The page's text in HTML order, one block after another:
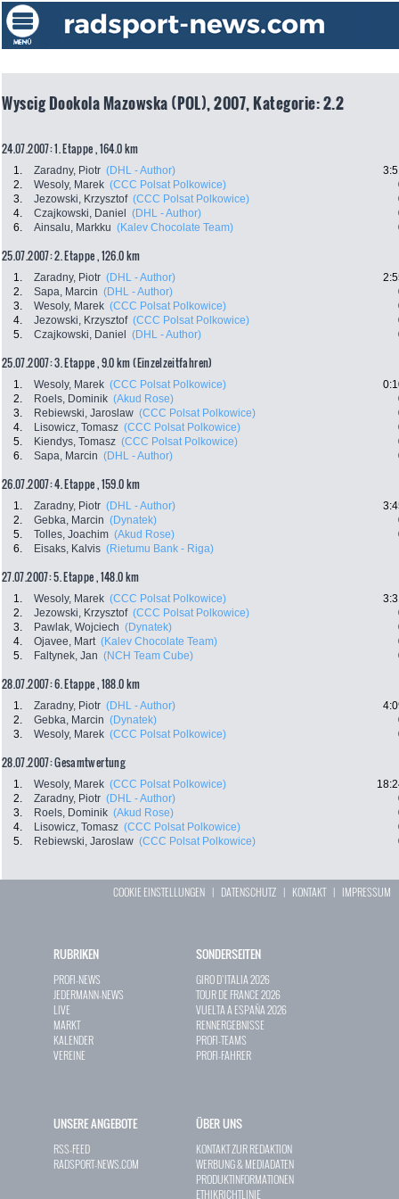
Wyscig Dookola Mazowska (POL), 2007, Kategorie: 2.2
24.07.2007: 1. Etappe , 164.0 km
1. Zaradny, Piotr (DHL - Author)
2.
Wesoly, Marek (CCC Polsat Polkowice)
3.
Jezowski, Krzysztof (CCC Polsat Polkowice)
4.
Czajkowski, Daniel (DHL - Author)
6.
Ainsalu, Markku (Kalev Chocolate Team)
25.07.2007: 2. Etappe , 126.0 km
1. Zaradny, Piotr (DHL - Author)
2.
Sapa, Marcin (DHL - Author)
3.
Wesoly, Marek (CCC Polsat Polkowice)
4.
Jezowski, Krzysztof (CCC Polsat Polkowice)
5.
Czajkowski, Daniel (DHL - Author)
25.07.2007: 3. Etappe , 9.0 km (Einzelzeitfahren)
1. Wesoly, Marek (CCC Polsat Polkowice)
2.
Roels, Dominik (Akud Rose)
3.
Rebiewski, Jaroslaw (CCC Polsat Polkowice)
4.
Lisowicz, Tomasz (CCC Polsat Polkowice)
5.
Kiendys, Tomasz (CCC Polsat Polkowice)
6.
Sapa, Marcin (DHL - Author)
26.07.2007: 4. Etappe , 159.0 km
1. Zaradny, Piotr (DHL - Author)
2.
Gebka, Marcin (Dynatek)
5.
Tolles, Joachim (Akud Rose)
6.
Eisaks, Kalvis (Rietumu Bank - Riga)
27.07.2007: 5. Etappe , 148.0 km
1. Wesoly, Marek (CCC Polsat Polkowice)
2.
Jezowski, Krzysztof (CCC Polsat Polkowice)
3.
Pawlak, Wojciech (Dynatek)
4.
Ojavee, Mart (Kalev Chocolate Team)
5.
Faltynek, Jan (NCH Team Cube)
28.07.2007: 6. Etappe , 188.0 km
1. Zaradny, Piotr (DHL - Author)
2.
Gebka, Marcin (Dynatek)
3.
Wesoly, Marek (CCC Polsat Polkowice)
28.07.2007: Gesamtwertung
1. Wesoly, Marek (CCC Polsat Polkowice)
2.
Zaradny, Piotr (DHL - Author)
3.
Roels, Dominik (Akud Rose)
4.
Lisowicz, Tomasz (CCC Polsat Polkowice)
5.
Rebiewski, Jaroslaw (CCC Polsat Polkowice)
COOKIE EINSTELLUNGEN | DATENSCHUTZ | KONTAKT| IMPRESSUM
RUBRIKEN
PROFI-NEWS
JEDERMANN-NEWS
LIVE
MARKT
KALENDER
VEREINE
SONDERSEITEN
GIRO D`ITALIA 2026
TOUR DE FRANCE 2026
VUELTA A ESPAÑA 2026
RENNERGEBNISSE
PROFI-TEAMS
PROFI-FAHRER
UNSERE ANGEBOTE
RSS-FEED
RADSPORT-NEWS.COM
ÜBER UNS
KONTAKT ZUR REDAKTION
WERBUNG & MEDIADATEN
PRODUKTINFORMATIONEN
ETHIKRICHTLINIE